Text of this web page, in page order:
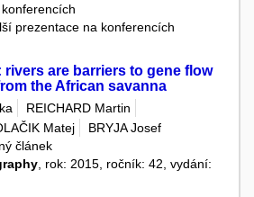
prezentace na konferencích
rivers are barriers to gene flow
the African savanna
REICHARD Martin
Matej
BRYJA Josef
článek
, rok: 2015, ročník: 42, vydání: